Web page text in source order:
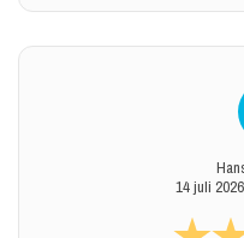
14 juli 2026